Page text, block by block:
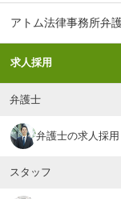
アトム法律事務所弁
求人採用
弁護士
弁護士の求人採用
スタッフ